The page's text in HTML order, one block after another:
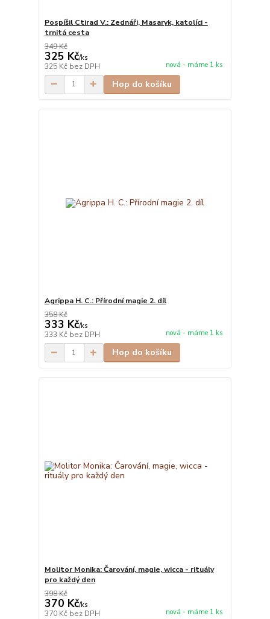
Pospíšil Ctirad V.: Zednáři, Masaryk, katolíci -
trnitá cesta
349 Kč
325 Kč/ks
325 Kč bez DPH nová - máme 1 ks
Hop do košíku
Agrippa H. C.: Přírodní magie 2. díl
358 Kč
333 Kč/ks
333 Kč bez DPH nová - máme 1 ks
Hop do košíku
Molitor Monika: Čarování, magie, wicca - rituály
pro každý den
398 Kč
370 Kč/ks
370 Kč bez DPH nová - máme 1 ks